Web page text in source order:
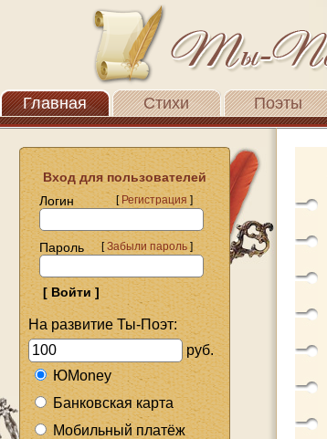
Главная Стихи Поэты
Вход для пользователей
Логин
[Регистрация]
Пароль [Забыли пароль]
На развитие Ты-Поэт:
руб.
ЮMoney
Банковская карта
Мобильный платёж